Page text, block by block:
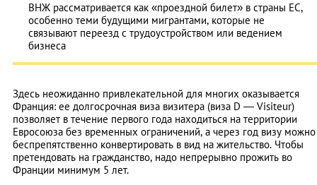
ВНЖ рассматривается как «проездной билет» в страны ЕС,
особенно теми будущими мигрантами, которые не
связывают переезд с трудоустройством или ведением
бизнеса
Здесь неожиданно привлекательной для многих оказывается
Франция: ее долгосрочная виза визитера (виза D — Visiteur)
позволяет в течение первого года находиться на территории
Евросоюза без временных ограничений, а через год визу можно
беспрепятственно конвертировать в вид на жительство. Чтобы
претендовать на гражданство, надо непрерывно прожить во
Франции минимум 5 лет.